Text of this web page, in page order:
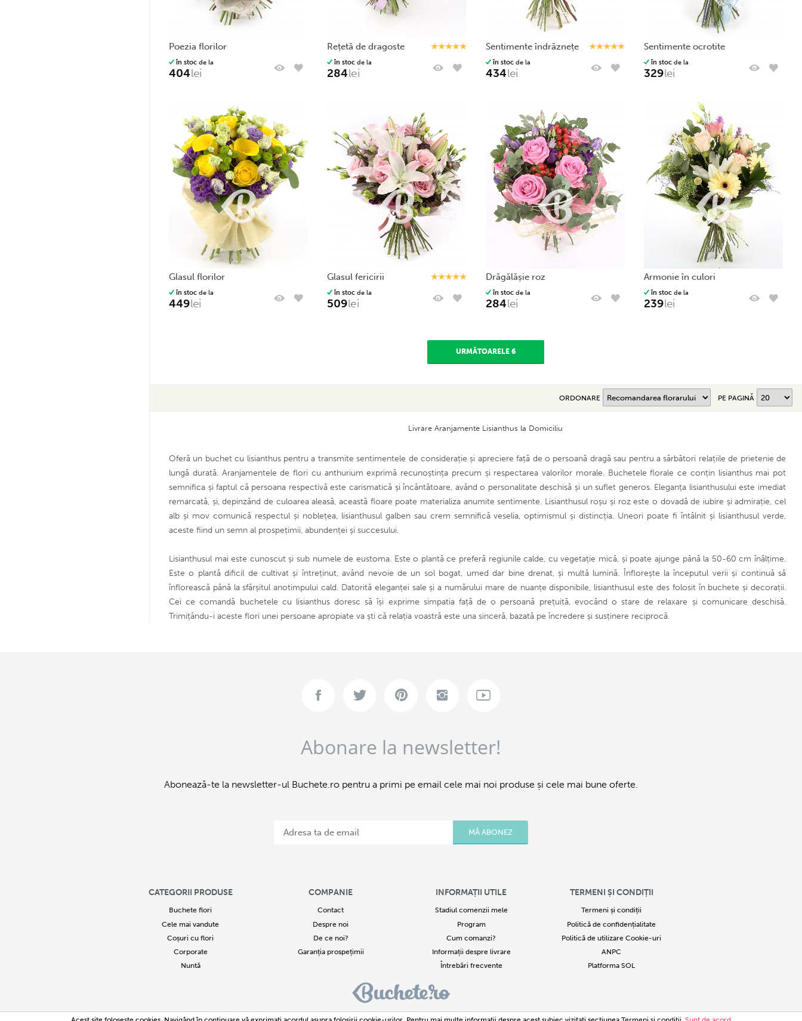
poezia florilor
în stoc de la
404lei
rețetă de dragoste
în stoc de la
284lei
sentimente îndrăznețe
în stocde la
434lei
sentimente ocrotite
în stocde la
329lei
glasul florilor
în stoc de la
449lei
glasul fericirii
în stoc de la
509lei
drăgălășie roz
în stocde la
284lei
armonie în culori
în stocde la
239lei
URMĂTOARELE 6
PE PAGINĂ
ORDONARE
Livrare Aranjamente Lisianthus la Domiciliu
Oferă un buchet cu lisianthus pentru a transmite sentimentele de considerație și apreciere față de o persoană dragă sau pentru a sărbători relațiile de prietenie de
lungă durată. Aranjamentele de flori cu anthurium exprimă recunoștința precum și respectarea valorilor morale. Buchetele florale ce conțin lisianthus mai pot
semnifica și faptul că persoana respectivă este carismatică și încântătoare, având o personalitate deschisă și un suflet generos. Eleganța lisianthusului este imediat
remarcată, și, depinzând de culoarea aleasă, această floare poate materializa anumite sentimente. Lisianthusul roșu și roz este o dovadă de iubire și admirație, cel
alb și mov comunică respectul și noblețea, lisianthusul galben sau crem semnifică veselia, optimismul și distincția. Uneori poate fi întâlnit și lisianthusul verde,
aceste fiind un semn al prospețimii, abundenței și succesului.
Lisianthusul mai este cunoscut și sub numele de eustoma. Este o plantă ce preferă regiunile calde, cu vegetație mică, și poate ajunge până la 50-60 cm înălțime.
Este o plantă dificil de cultivat și întreținut, având nevoie de un sol bogat, umed dar bine drenat, și multă lumină. Înflorește la începutul verii și continuă să
înflorească până la sfârșitul anotimpului cald. Datorită eleganței sale și a numărului mare de nuanțe disponibile, lisianthusul este des folosit în buchete și decorații.
Cei ce comandă buchetele cu lisianthus doresc să își exprime simpatia față de o persoană prețuită, evocând o stare de relaxare și comunicare deschisă.
Trimițându-i aceste flori unei persoane apropiate va ști că relația voastră este una sinceră, bazată pe încredere și susținere reciprocă.
Abonare la newsletter!
Abonează-te la newsletter-ul Buchete.ro pentru a primi pe email cele mai noi produse și cele mai bune oferte.
MĂ ABONEZ
CATEGORII PRODUSE
Buchete flori
Cele mai vandute
Coșuri cu flori
Corporate
Nuntă
COMPANIE
Contact
Despre noi
De ce noi?
Garanția prospețimii
INFORMAȚII UTILE
Stadiul comenzii mele
Program
Cum comanzi?
Informații despre livrare
Întrebări frecvente
TERMENI ȘI CONDIȚII
Termeni și condiții
Politică de confidențialitate
Politică de utilizare Cookie-uri
ANPC
Platforma SOL
2005 - 2026Buchete.roeste un proiect al SC Avante Consultin Team SRL Identificare fiscală : RO 17434780